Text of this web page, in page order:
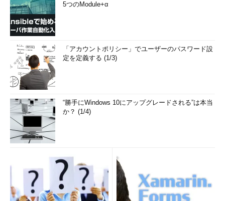
5つのModule+α
「アカウントポリシー」でユーザーのパスワード設
定を定義する (1/3)
“勝手にWindows 10にアップグレードされる”は本当
か？ (1/4)